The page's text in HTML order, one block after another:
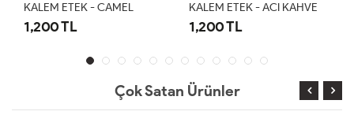
ETEK - CAMEL
TL
KALEM ETEK - ACI KAHVE
1,200 TL
Çok Satan Ürünler